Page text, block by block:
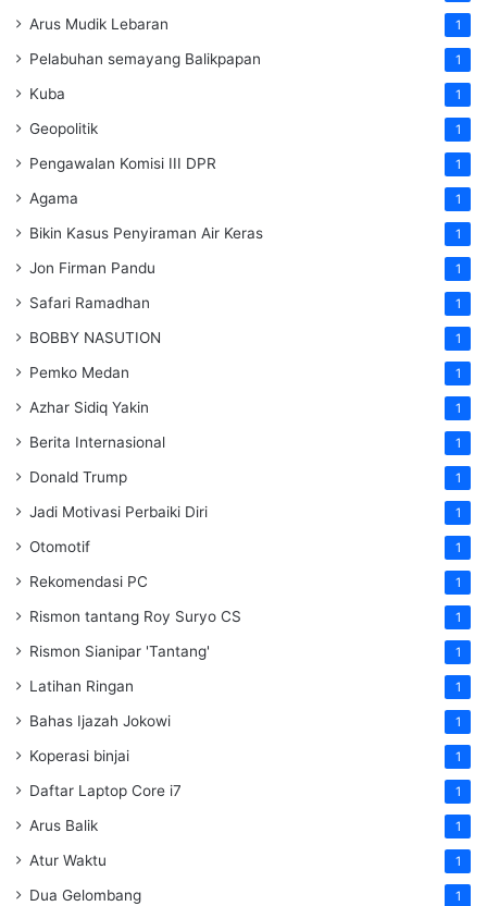
Arus Mudik Lebaran 1
Pelabuhan semayang Balikpapan 1
Kuba 1
Geopolitik 1
Pengawalan Komisi III DPR 1
Agama 1
Bikin Kasus Penyiraman Air Keras 1
Jon Firman Pandu 1
Safari Ramadhan 1
BOBBY NASUTION 1
Pemko Medan 1
Azhar Sidiq Yakin 1
Berita Internasional 1
Donald Trump 1
Jadi Motivasi Perbaiki Diri 1
Otomotif 1
Rekomendasi PC 1
Rismon tantang Roy Suryo CS 1
Rismon Sianipar 'Tantang' 1
Latihan Ringan 1
Bahas Ijazah Jokowi 1
Koperasi binjai 1
Daftar Laptop Core i7 1
Arus Balik 1
Atur Waktu 1
Dua Gelombang 1